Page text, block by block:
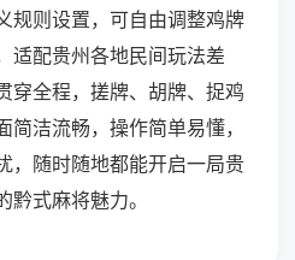
规则设置，可自由调整鸡牌
适配贵州各地民间玩法差
穿全程，搓牌、胡牌、捉鸡
洁流畅，操作简单易懂，
，随时随地都能开启一局贵
式麻将魅力。